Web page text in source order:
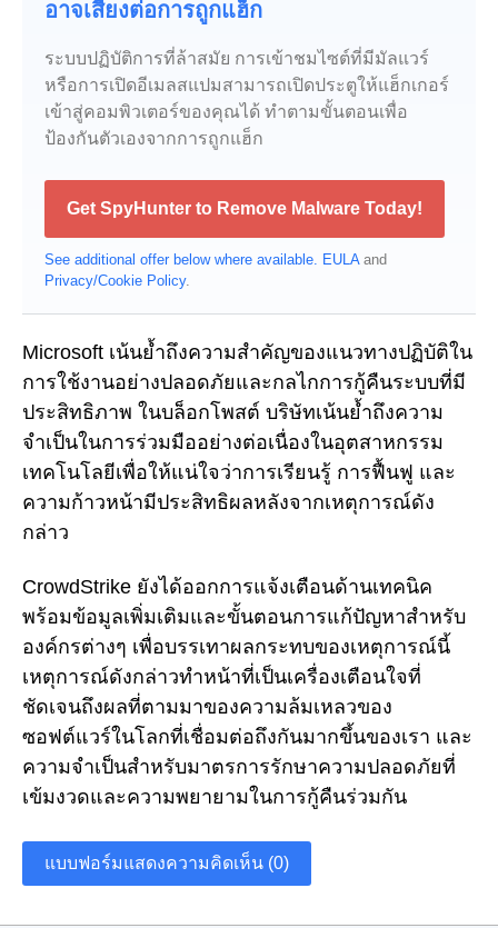
อาจเสี่ยงต่อการถูกแฮ็ก
ระบบปฏิบัติการที่ล้าสมัย การเข้าชมไซต์ที่มีมัลแวร์
หรือการเปิดอีเมลสแปมสามารถเปิดประตูให้แฮ็กเกอร์
เข้าสู่คอมพิวเตอร์ของคุณได้ ทำตามขั้นตอนเพื่อ
ป้องกันตัวเองจากการถูกแฮ็ก
Get SpyHunter to Remove Malware Today!
See additional offer below where available. EULAand
Privacy/Cookie Policy.
Microsoft เน้นย้ำถึงความสำคัญของแนวทางปฏิบัติใน
การใช้งานอย่างปลอดภัยและกลไกการกู้คืนระบบที่มี
ประสิทธิภาพ ในบล็อกโพสต์ บริษัทเน้นย้ำถึงความ
จำเป็นในการร่วมมืออย่างต่อเนื่องในอุตสาหกรรม
เทคโนโลยีเพื่อให้แน่ใจว่าการเรียนรู้ การฟื้นฟู และ
ความก้าวหน้ามีประสิทธิผลหลังจากเหตุการณ์ดัง
กล่าว
CrowdStrike ยังได้ออกการแจ้งเตือนด้านเทคนิค
พร้อมข้อมูลเพิ่มเติมและขั้นตอนการแก้ปัญหาสำหรับ
องค์กรต่างๆ เพื่อบรรเทาผลกระทบของเหตุการณ์นี้
เหตุการณ์ดังกล่าวทำหน้าที่เป็นเครื่องเตือนใจที่
ชัดเจนถึงผลที่ตามมาของความล้มเหลวของ
ซอฟต์แวร์ในโลกที่เชื่อมต่อถึงกันมากขึ้นของเรา และ
ความจำเป็นสำหรับมาตรการรักษาความปลอดภัยที่
เข้มงวดและความพยายามในการกู้คืนร่วมกัน
แบบฟอร์มแสดงความคิดเห็น (0)